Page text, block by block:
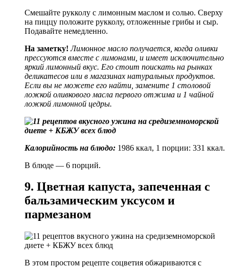
Смешайте рукколу с лимонным маслом и солью. Сверху
на пиццу положите рукколу, отложенные грибы и сыр.
Подавайте немедленно.
На заметку!Лимонное масло получается, когда оливки
прессуются вместе с лимонами, и имеет исключительно
яркий лимонный вкус. Его стоит поискать на рынках
деликатесов или в магазинах натуральных продуктов.
Если вы не можете его найти, замените 1 столовой
ложкой оливкового масла первого отжима и 1 чайной
ложкой лимонной цедры.
Калорийность на блюдо: 1986 ккал, 1 порции: 331 ккал.
В блюде — 6 порций.
9. Цветная капуста, запеченная с
бальзамическим уксусом и
пармезаном
В этом простом рецепте соцветия обжариваются с